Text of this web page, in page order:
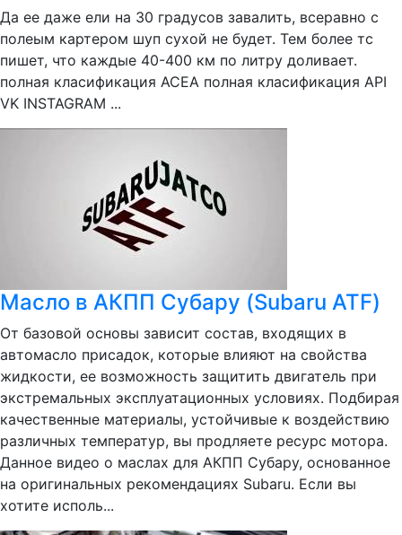
Да ее даже ели на 30 градусов завалить, всеравно с
полеым картером шуп сухой не будет. Тем более тс
пишет, что каждые 40-400 км по литру доливает.
полная класификация ACEA полная класификация API
VK INSTAGRAM ...
Масло в АКПП Субару (Subaru ATF)
От базовой основы зависит состав, входящих в
автомасло присадок, которые влияют на свойства
жидкости, ее возможность защитить двигатель при
экстремальных эксплуатационных условиях. Подбирая
качественные материалы, устойчивые к воздействию
различных температур, вы продляете ресурс мотора.
Данное видео о маслах для АКПП Субару, основанное
на оригинальных рекомендациях Subaru. Если вы
хотите исполь...